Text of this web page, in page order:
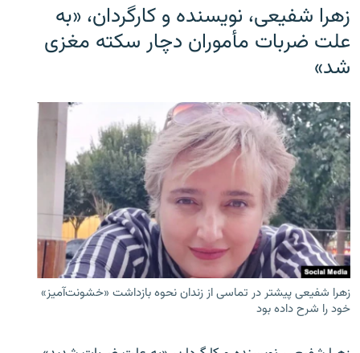
زهرا شفیعی، نویسنده و کارگردان، «به
علت ضربات مأموران دچار سکته مغزی
شد»
زهرا شفیعی پیشتر در تماسی از زندان نحوه بازداشت «خشونت‌آمیز»
خود را شرح داده بود